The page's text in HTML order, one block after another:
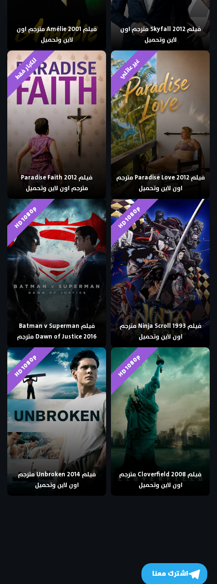
فيلم Skyfall 2012 مترجم اون
لاين وتحميل
فيلم Amélie 2001 مترجم اون
لاين وتحميل
غير عائلي
فيلم Paradise Love 2012 مترجم
اون لاين وتحميل
للكبار فقط
فيلم Paradise Faith 2012
مترجم اون لاين وتحميل
HD 1080p
فيلم Ninja Scroll 1993 مترجم
اون لاين وتحميل
HD 1080p
فيلم Batman v Superman
Dawn of Justice 2016 مترجم
HD 1080p
فيلم Cloverfield 2008 مترجم
اون لاين وتحميل
HD 1080p
فيلم Unbroken 2014 مترجم
اون لاين وتحميل
اشترك معنا